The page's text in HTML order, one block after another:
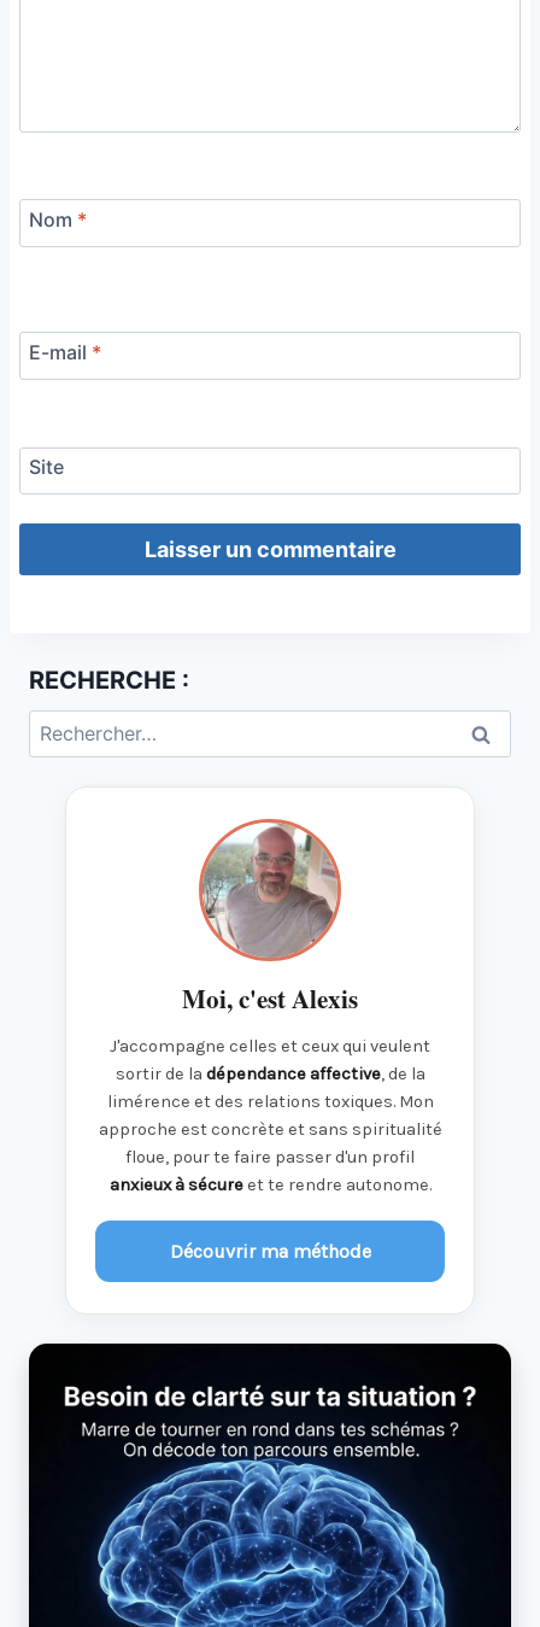
Nom *
E-mail *
Site
RECHERCHE :
Rechercher :
Moi, c'est Alexis
J'accompagne celles et ceux qui veulent
sortir de la dépendance affective, de la
limérence et des relations toxiques. Mon
approche est concrète et sans spiritualité
floue, pour te faire passer d'un profil
anxieux à sécureet te rendre autonome.
Découvrir ma méthode